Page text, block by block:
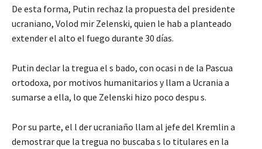
De esta forma, Putin rechaz la propuesta del presidente
ucraniano, Volod mir Zelenski, quien le hab a planteado
extender el alto el fuego durante 30 días.
Putin declar la tregua el s bado, con ocasi n de la Pascua
ortodoxa, por motivos humanitarios y llam a Ucrania a
sumarse a ella, lo que Zelenski hizo poco despu s.
Por su parte, el l der ucraniaño llam al jefe del Kremlin a
demostrar que la tregua no buscaba s lo titulares en la